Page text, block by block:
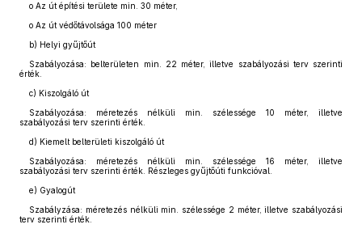
o Az út építési területe min. 30 méter,
o Az út védőtávolsága 100 méter
b) Helyi gyűjtőút
Szabályozása: belterületen min. 22 méter, illetve szabályozási terv szerinti
érték.
c) Kiszolgáló út
Szabályozása: méretezés nélküli min. szélessége 10 méter, illetve
szabályozási terv szerinti érték.
d) Kiemelt belterületi kiszolgáló út
Szabályozása: méretezés nélküli min. szélessége 16 méter, illetve
szabályozási terv szerinti érték. Részleges gyűjtőúti funkcióval.
e) Gyalogút
Szabályzása: méretezés nélküli min. szélessége 2 méter, illetve szabályozási
terv szerinti érték.